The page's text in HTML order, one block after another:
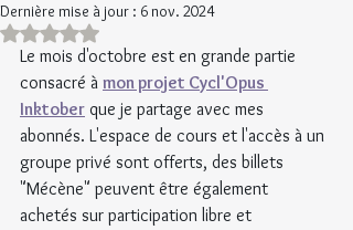
Dernière mise à jour : 6 nov. 2024
Noté NaN étoiles sur 5.
Le mois d'octobre est en grande partie
consacré à mon projet Cycl'Opus
Inktober que je partage avec mes
abonnés. L'espace de cours et l'accès à un
groupe privé sont offerts, des billets
"Mécène" peuvent être également
achetés sur participation libre et